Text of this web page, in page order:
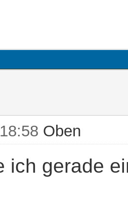
Oben
ich gerade